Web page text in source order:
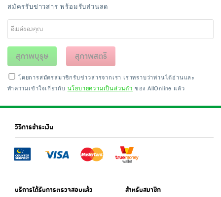
สมัครรับข่าวสาร พร้อมรับส่วนลด
สุภาพบุรุษ สุภาพสตรี
โดยการสมัครสมาชิกรับข่าวสารจากเรา เราทราบว่าท่านได้อ่านและ
ทำความเข้าใจเกี่ยวกับ นโยบายความเป็นส่วนตัว ของ AllOnline แล้ว
วิธีการชำระเงิน
บริการได้รับการตรวจสอบแล้ว สำหรับสมาชิก